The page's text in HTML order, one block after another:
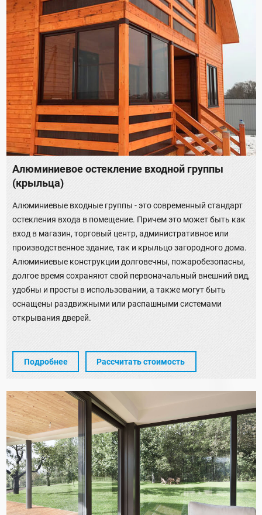
Алюминиевое остекление входной группы
(крыльца)
Алюминиевые входные группы - это современный стандарт
остекления входа в помещение. Причем это может быть как
вход в магазин, торговый центр, административное или
производственное здание, так и крыльцо загородного дома.
Алюминиевые конструкции долговечны, пожаробезопасны,
долгое время сохраняют свой первоначальный внешний вид,
удобны и просты в использовании, а также могут быть
оснащены раздвижными или распашными системами
открывания дверей.
Подробнее Рассчитать стоимость